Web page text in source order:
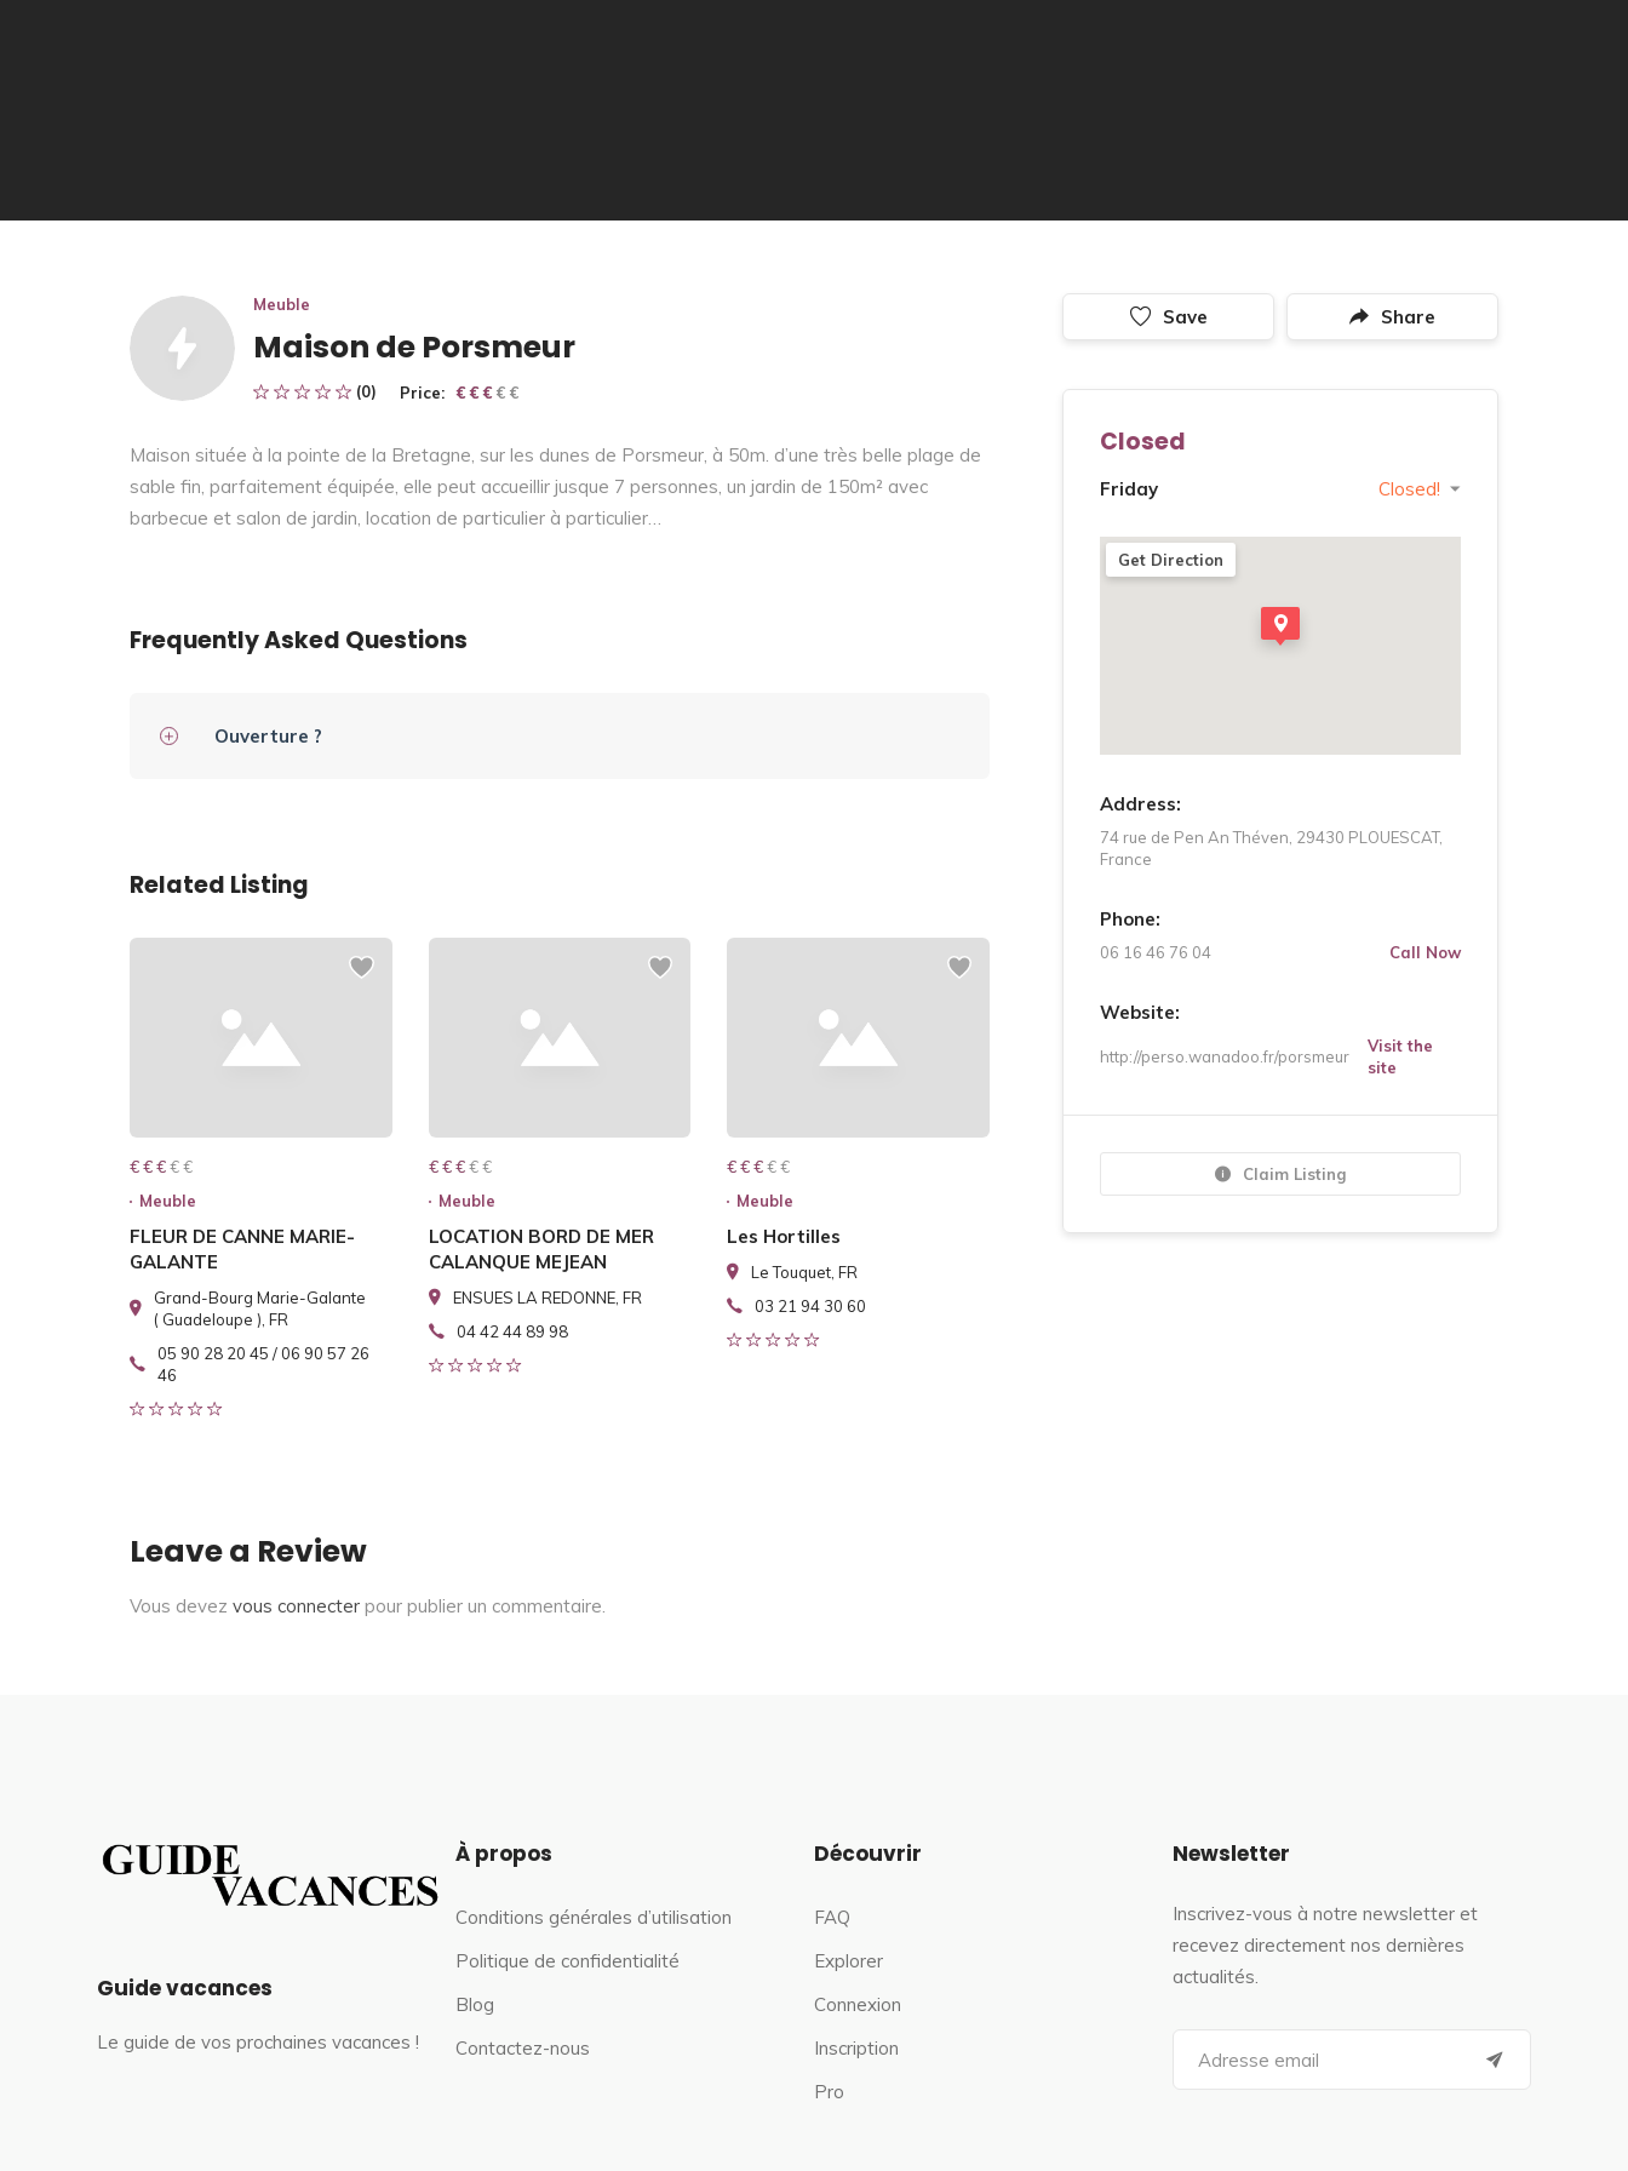
Meuble
Maison de Porsmeur
(0) Price: € € € € €
€ € €
Maison située à la pointe de la Bretagne, sur les dunes de Porsmeur, à 50m. d’une très belle plage de
sable fin, parfaitement équipée, elle peut accueillir jusque 7 personnes, un jardin de 150m² avec
barbecue et salon de jardin, location de particulier à particulier…
Frequently Asked Questions
Ouverture ?
Related Listing
€ € € € €
€ € €
Meuble
FLEUR DE CANNE MARIE-
GALANTE
Grand-Bourg Marie-Galante
( Guadeloupe ), FR
05 90 28 20 45 / 06 90 57 26
46
€ € € € €
€ € €
Meuble
LOCATION BORD DE MER
CALANQUE MEJEAN
ENSUES LA REDONNE, FR
04 42 44 89 98
€ € € € €
€ € €
Meuble
Les Hortilles
Le Touquet, FR
03 21 94 30 60
Leave a Review
Vous devez vous connecter pour publier un commentaire.
Save Share
Closed
Friday Closed!
Get Direction
Address:
74 rue de Pen An Théven, 29430 PLOUESCAT,
France
Phone:
06 16 46 76 04 Call Now
Website:
http://perso.wanadoo.fr/porsmeur
Visit the
site
Claim Listing
Guide vacances
Le guide de vos prochaines vacances !
À propos
Conditions générales d’utilisation
Politique de confidentialité
Blog
Contactez-nous
Découvrir
FAQ
Explorer
Connexion
Inscription
Pro
Newsletter
Inscrivez-vous à notre newsletter et
recevez directement nos dernières
actualités.
a